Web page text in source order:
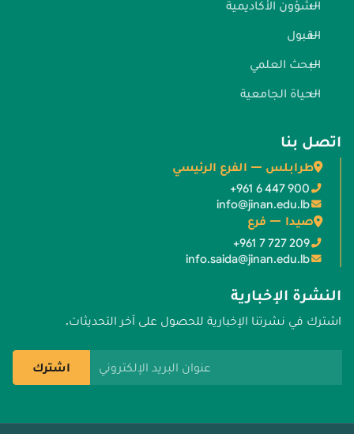
الشؤون الأكاديمية
القبول
البحث العلمي
الحياة الجامعية
اتصل بنا
طرابلس — الفرع الرئيسي
+961 6 447 900
info@jinan.edu.lb
صيدا — فرع
+961 7 727 209
info.saida@jinan.edu.lb
النشرة الإخبارية
اشترك في نشرتنا الإخبارية للحصول على آخر التحديثات.
اشترك